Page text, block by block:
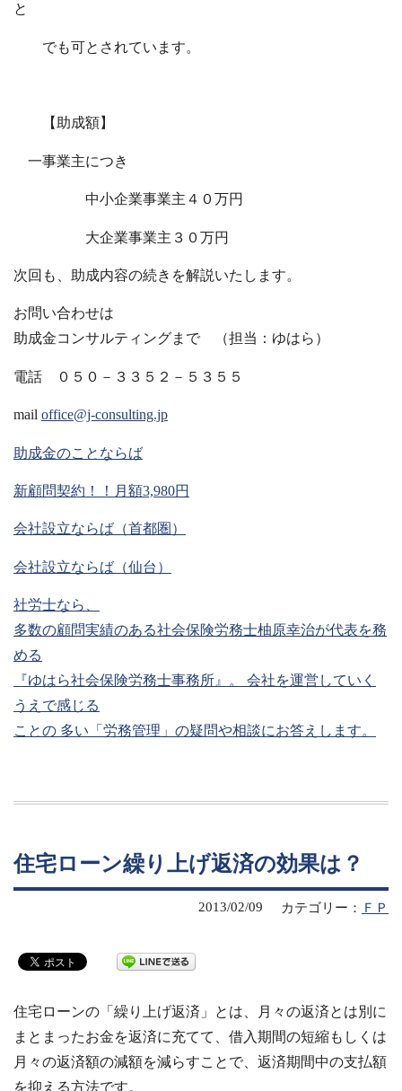
と
でも可とされています。
【助成額】
一事業主につき
中小企業事業主４０万円
大企業事業主３０万円
次回も、助成内容の続きを解説いたします。
お問い合わせは
助成金コンサルティングまで （担当：ゆはら）
電話 ０５０－３３５２－５３５５
mail office@j-consulting.jp
助成金のことならば
新顧問契約！！月額3,980円
会社設立ならば（首都圏）
会社設立ならば（仙台）
社労士なら、
多数の顧問実績のある社会保険労務士柚原幸治が代表を務
める
『ゆはら社会保険労務士事務所』。 会社を運営していく
うえで感じる
ことの 多い「労務管理」の疑問や相談にお答えします。
住宅ローン繰り上げ返済の効果は？
カテゴリー： ＦＰ
2013/02/09
住宅ローンの「繰り上げ返済」とは、月々の返済とは別に
まとまったお金を返済に充てて、借入期間の短縮もしくは
月々の返済額の減額を減らすことで、返済期間中の支払額
を抑える方法です。